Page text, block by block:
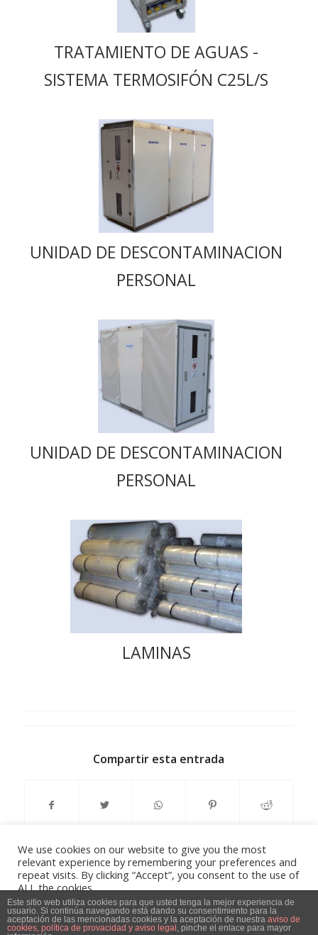
TRATAMIENTO DE AGUAS -
SISTEMA TERMOSIFÓN C25L/S
UNIDAD DE DESCONTAMINACION
PERSONAL
UNIDAD DE DESCONTAMINACION
PERSONAL
LAMINAS
Compartir esta entrada
Aviso Legal, Política de privacidad y Política de Cookies-powered by
Este sitio web utiliza cookies para que usted tenga la mejor experiencia de
usuario. Si continúa navegando está dando su consentimiento para la
aceptación de las mencionadas cookies y la aceptación de nuestra aviso de
cookies, política de provacidad y aviso legal , pinche el enlace para mayor
We use cookies on our website to give you the most
relevant experience by remembering your preferences and
repeat visits. By clicking “Accept”, you consent to the use of
ALL the cookies.
Do not sell my personal information.
Cookie Settings Accept